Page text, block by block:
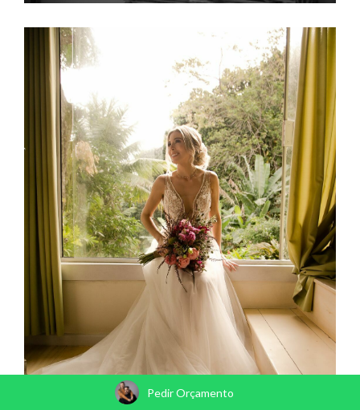
Pedir Orçamento